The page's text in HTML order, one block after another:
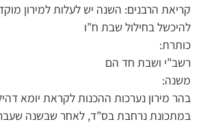
קריאת הרבנים: השנה יש לעלות למירון
להיכשל בחילול שבת ח”ו
כותרת:
רשב”י ושבת חד הם
משנה:
בהר מירון נערכות ההכנות לקראת יומא
במתכונת נרחבת בס”ד, לאחר שבשנה